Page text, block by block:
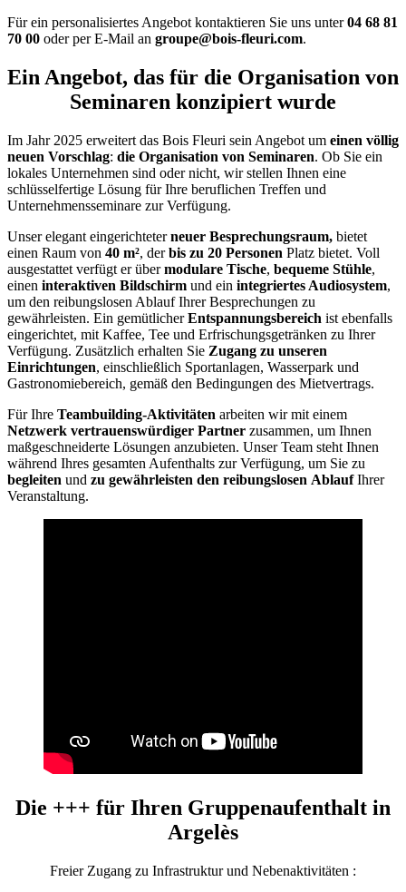
Für ein personalisiertes Angebot kontaktieren Sie uns unter04 68 81
70 00 oder per E-Mail an groupe@bois-fleuri.com.
Ein Angebot, das für die Organisation von
Seminaren konzipiert wurde
Im Jahr 2025 erweitert das Bois Fleuri sein Angebot um einen völlig
neuen Vorschlag: die Organisation von Seminaren. Ob Sie ein
lokales Unternehmen sind oder nicht, wir stellen Ihnen eine
schlüsselfertige Lösung für Ihre beruflichen Treffen und
Unternehmensseminare zur Verfügung.
Unser elegant eingerichteterneuer Besprechungsraum, bietet
einen Raum von 40 m², derbis zu 20 Personen Platz bietet. Voll
ausgestattet verfügt er übermodulare Tische, bequeme Stühle,
einen interaktiven Bildschirm und ein integriertes Audiosystem,
um den reibungslosen Ablauf Ihrer Besprechungen zu
gewährleisten. Ein gemütlicherEntspannungsbereich ist ebenfalls
eingerichtet, mit Kaffee, Tee und Erfrischungsgetränken zu Ihrer
Verfügung. Zusätzlich erhalten Sie Zugang zu unseren
Einrichtungen, einschließlich Sportanlagen, Wasserpark und
Gastronomiebereich, gemäß den Bedingungen des Mietvertrags.
Für Ihre Teambuilding-Aktivitäten arbeiten wir mit einem
Netzwerk vertrauenswürdiger Partner zusammen, um Ihnen
maßgeschneiderte Lösungen anzubieten. Unser Team steht Ihnen
während Ihres gesamten Aufenthalts zur Verfügung, um Sie zu
begleiten und zu gewährleisten den reibungslosen AblaufIhrer
Veranstaltung.
Die +++ für Ihren Gruppenaufenthalt in
Argelès
Freier Zugang zu Infrastruktur und Nebenaktivitäten :